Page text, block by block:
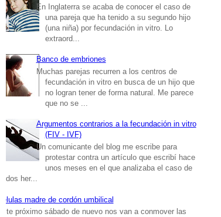
En Inglaterra se acaba de conocer el caso de
una pareja que ha tenido a su segundo hijo
(una niña) por fecundación in vitro. Lo
extraord...
Banco de embriones
Muchas parejas recurren a los centros de
fecundación in vitro en busca de un hijo que
no logran tener de forma natural. Me parece
que no se ...
Argumentos contrarios a la fecundación in vitro
(FIV - IVF)
Un comunicante del blog me escribe para
protestar contra un artículo que escribí hace
unos meses en el que analizaba el caso de
dos her...
Células madre de cordón umbilical
Este próximo sábado de nuevo nos van a conmover las